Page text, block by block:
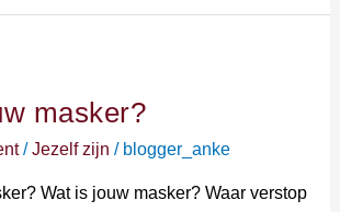
masker?
/Jezelf zijn / blogger_anke
Wat is jouw masker? Waar verstop